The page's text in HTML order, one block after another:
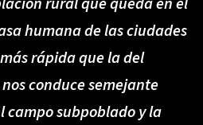
humana de las ciudades
rápida que la del
conduce semejante
subpoblado y la